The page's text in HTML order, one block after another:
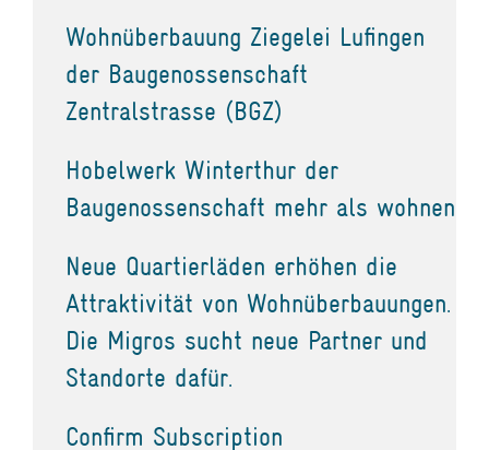
Wohnüberbauung Ziegelei Lufingen
der Baugenossenschaft
Zentralstrasse (BGZ)
Hobelwerk Winterthur der
Baugenossenschaft mehr als wohnen
Neue Quartierläden erhöhen die
Attraktivität von Wohnüberbauungen.
Die Migros sucht neue Partner und
Standorte dafür.
Confirm Subscription